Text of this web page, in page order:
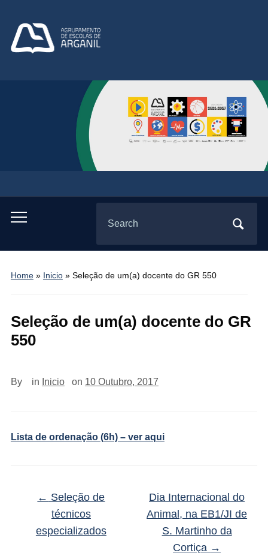
Toggle
menu
for:
Home» Inicio» Seleção de um(a) docente do GR 550
Seleção de um(a) docente do GR
550
By in Inicio on 10 Outubro, 2017
Lista de ordenação (6h) – ver aqui
← Seleção de
técnicos
especializados
Dia Internacional do
Animal, na EB1/JI de
S. Martinho da
Cortiça →